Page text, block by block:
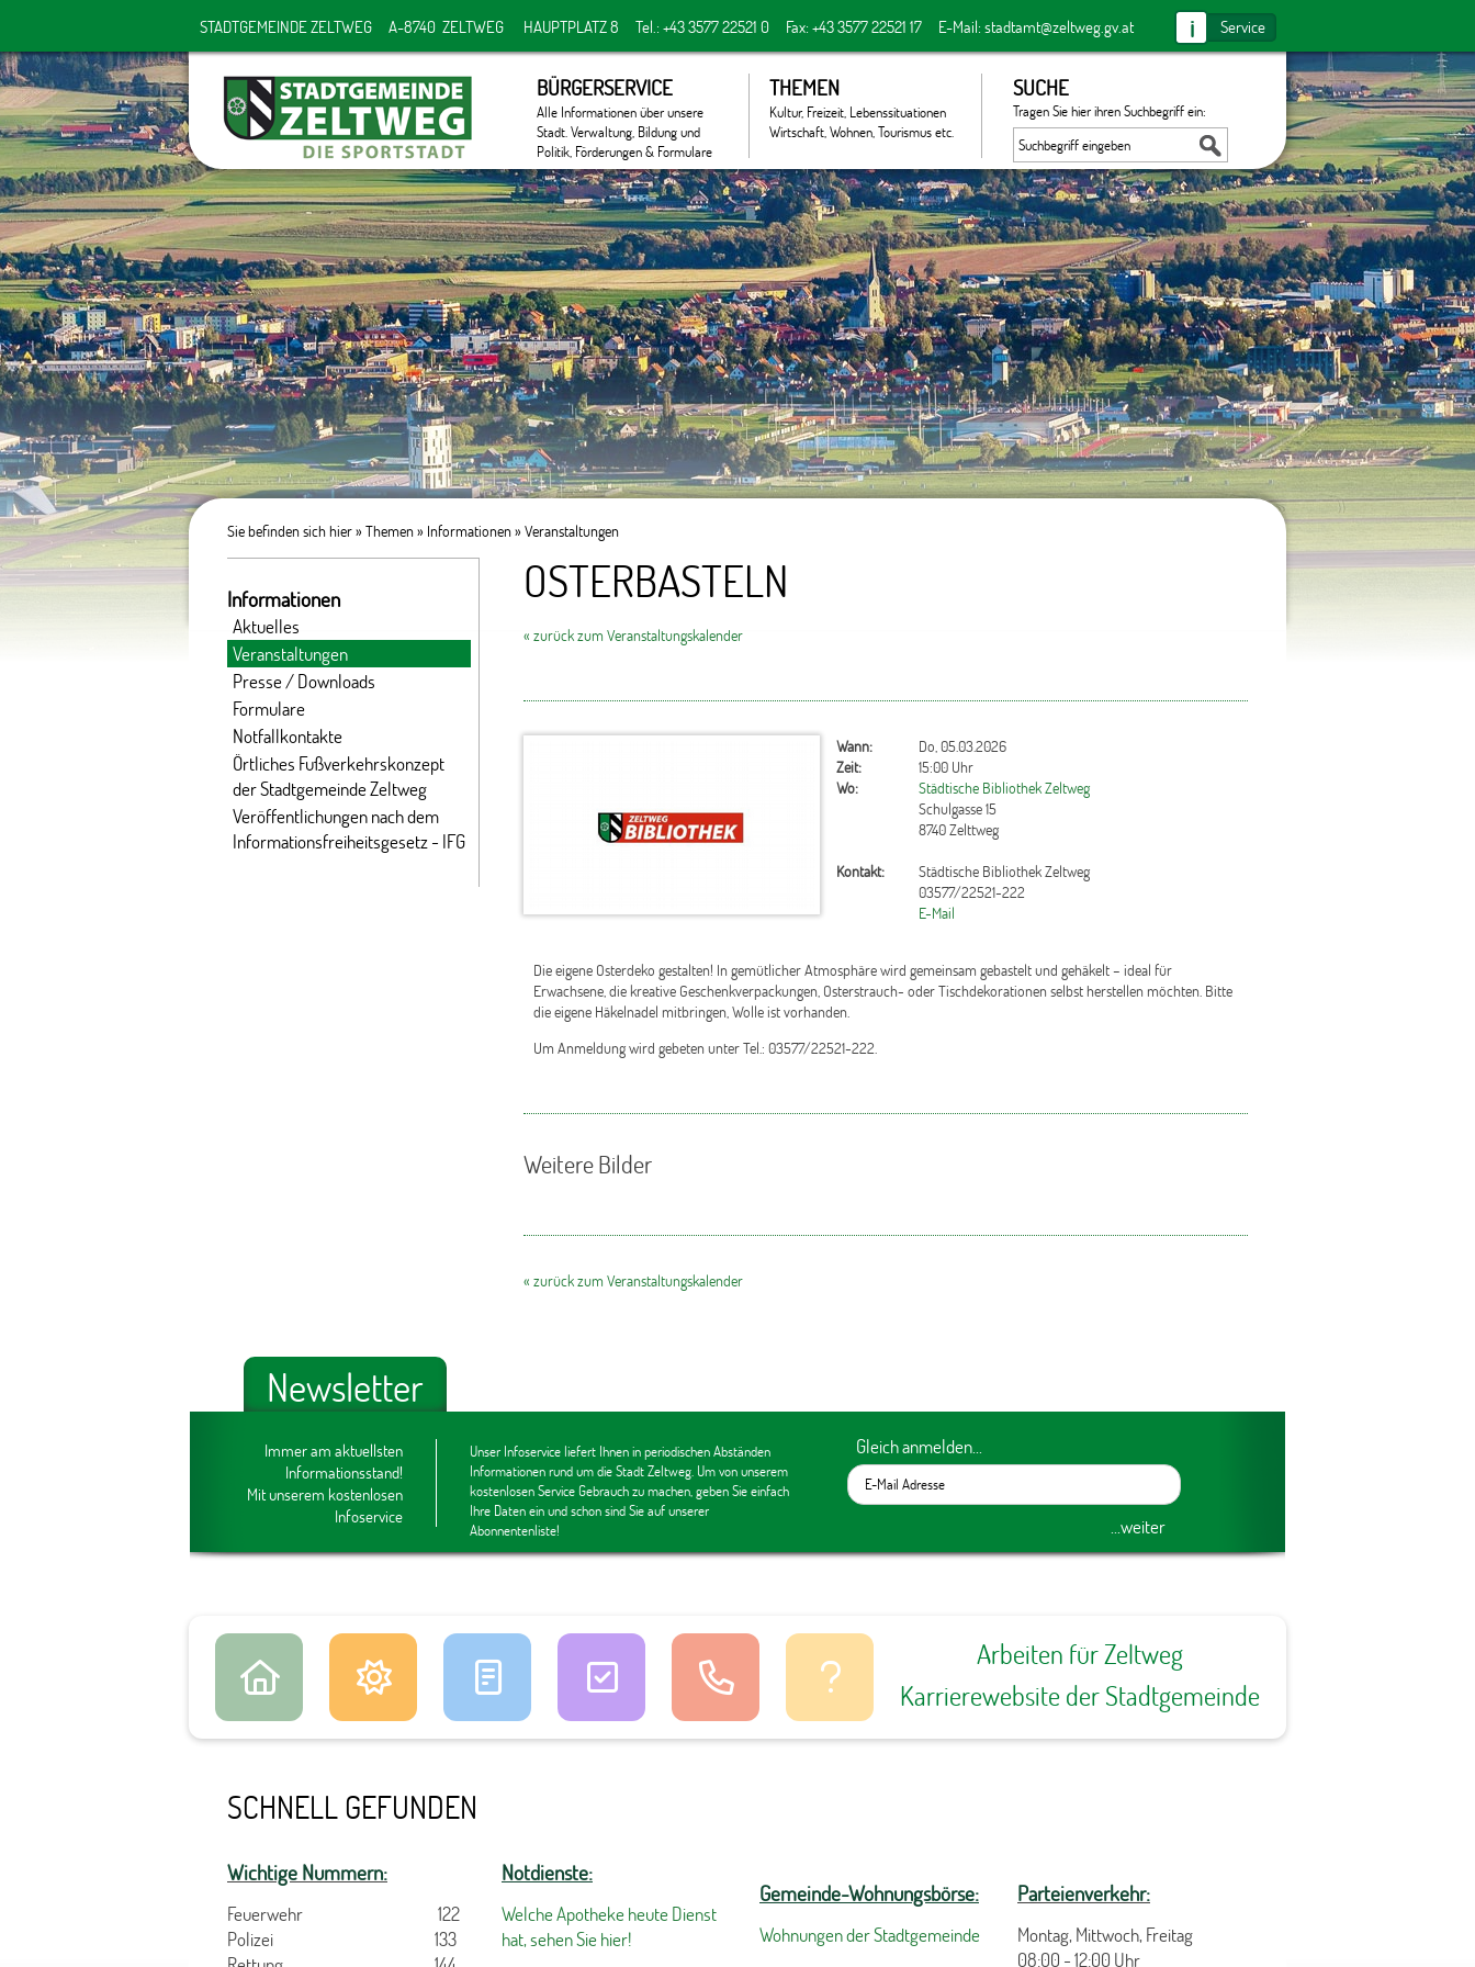
STADTGEMEINDE ZELTWEG A-8740 ZELTWEG HAUPTPLATZ 8 Tel.: +43 3577 22521 0 Fax: +43 3577 22521 17 E-Mail: stadtamt@zeltweg.gv.at i Service
BÜRGERSERVICE
Alle Informationen über unsere
Stadt. Verwaltung, Bildung und
Politik, Förderungen & Formulare
THEMEN
Kultur, Freizeit, Lebenssituationen
Wirtschaft, Wohnen, Tourismus etc.
SUCHE
Tragen Sie hier ihren Suchbegriff ein:
Sie befinden sich hier » Themen» Informationen» Veranstaltungen
OSTERBASTELN
« zurück zum Veranstaltungskalender
Wann:
Do, 05.03.2026
Zeit:
15:00 Uhr
Wo:
Städtische Bibliothek Zeltweg
Schulgasse 15
8740 Zelttweg
Kontakt:
Städtische Bibliothek Zeltweg
03577/22521-222
E-Mail
Die eigene Osterdeko gestalten! In gemütlicher Atmosphäre wird gemeinsam gebastelt und gehäkelt – ideal für
Erwachsene, die kreative Geschenkverpackungen, Osterstrauch- oder Tischdekorationen selbst herstellen möchten. Bitte
die eigene Häkelnadel mitbringen, Wolle ist vorhanden.
Um Anmeldung wird gebeten unter Tel.: 03577/22521-222.
Weitere Bilder
« zurück zum Veranstaltungskalender
Informationen
Aktuelles
Veranstaltungen
Presse / Downloads
Formulare
Notfallkontakte
Örtliches Fußverkehrskonzept
der Stadtgemeinde Zeltweg
Veröffentlichungen nach dem
Informationsfreiheitsgesetz - IFG
Newsletter
Immer am aktuellsten
Informationsstand!
Mit unserem kostenlosen
Infoservice
Unser Infoservice liefert Ihnen in periodischen Abständen
Informationen rund um die Stadt Zeltweg. Um von unserem
kostenlosen Service Gebrauch zu machen, geben Sie einfach
Ihre Daten ein und schon sind Sie auf unserer
Abonnentenliste!
Gleich anmelden...
Arbeiten für Zeltweg
Karrierewebsite der Stadtgemeinde
SCHNELL GEFUNDEN
Wichtige Nummern:
Feuerwehr 122
Polizei 133
Notdienste:
Welche Apotheke heute Dienst
hat, sehen Sie hier!
Gemeinde-Wohnungsbörse:
Wohnungen der Stadtgemeinde
Parteienverkehr:
Montag, Mittwoch, Freitag
08:00 - 12:00 Uhr